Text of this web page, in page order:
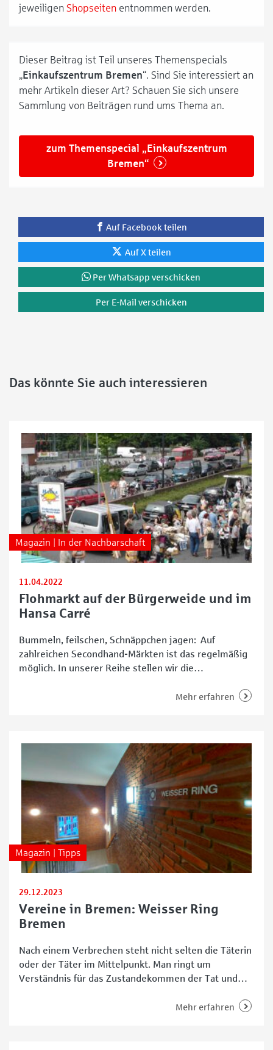
jeweiligen Shopseiten entnommen werden.
Dieser Beitrag ist Teil unseres Themenspecials
„Einkaufszentrum Bremen“. Sind Sie interessiert an
mehr Artikeln dieser Art? Schauen Sie sich unsere
Sammlung von Beiträgen rund ums Thema an.
zum Themenspecial „Einkaufszentrum
Bremen“
Auf Facebook teilen
Auf X teilen
Per Whatsapp verschicken
Per E-Mail verschicken
Das könnte Sie auch interessieren
Magazin | In der Nachbarschaft
11.04.2022
Flohmarkt auf der Bürgerweide und im
Hansa Carré
Bummeln, feilschen, Schnäppchen jagen: Auf
zahlreichen Secondhand-Märkten ist das regelmäßig
möglich. In unserer Reihe stellen wir die
macht das wohl größte regelmäßige Event seiner Art
Mehr erfahren
Magazin | Tipps
29.12.2023
Vereine in Bremen: Weisser Ring
Bremen
Nach einem Verbrechen steht nicht selten die Täterin
oder der Täter im Mittelpunkt. Man ringt um
Verständnis für das Zustandekommen der Tat und
der Strafe den Weg zurück in die Gesellschaft findet.
Mehr erfahren